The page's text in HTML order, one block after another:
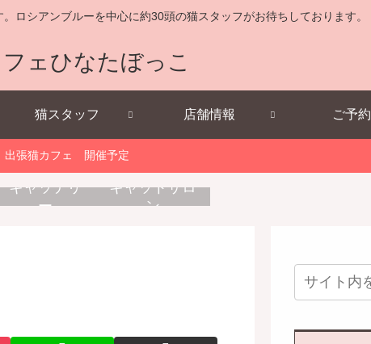
ロシアンブルーを中心に約30頭の猫スタッフがお待ちしております。
猫スタッフ 店舗情報 ご予約
出張猫カフェ 開催予定
キャッテリ
ー
キャットサロ
ン